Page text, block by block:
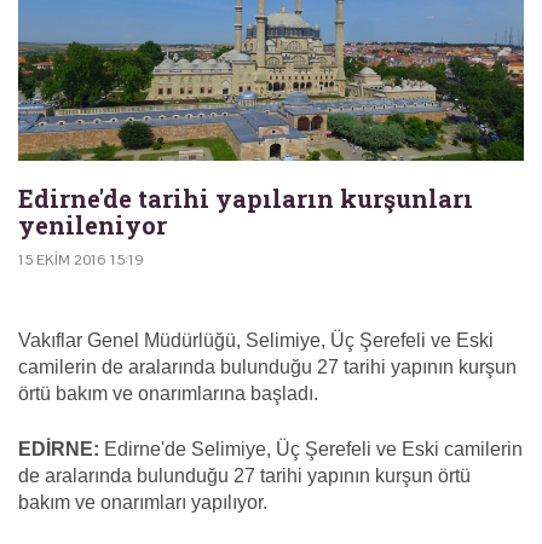
Edirne'de tarihi yapıların kurşunları
yenileniyor
15 EKIM 2016 15:19
Vakıflar Genel Müdürlüğü, Selimiye, Üç Şerefeli ve Eski
camilerin de aralarında bulunduğu 27 tarihi yapının kurşun
örtü bakım ve onarımlarına başladı.
EDİRNE: Edirne'de Selimiye, Üç Şerefeli ve Eski camilerin
de aralarında bulunduğu 27 tarihi yapının kurşun örtü
bakım ve onarımları yapılıyor.